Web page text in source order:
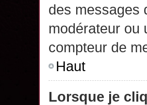
des messages
modérateur ou
compteur de
Haut
Lorsque je